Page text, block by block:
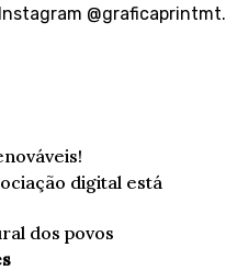
@graficaprintmt.
digital está
dos povos